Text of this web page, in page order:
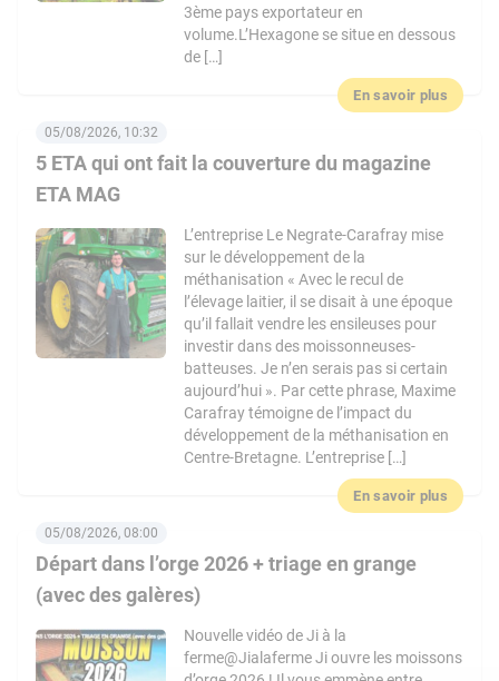
3ème pays exportateur en
volume.L’Hexagone se situe en dessous
de […]
En savoir plus
5 ETA qui ont fait la couverture du magazine
ETA MAG
05/08/2026, 10:32
L’entreprise Le Negrate-Carafray mise
sur le développement de la
méthanisation « Avec le recul de
l’élevage laitier, il se disait à une époque
qu’il fallait vendre les ensileuses pour
investir dans des moissonneuses-
batteuses. Je n’en serais pas si certain
aujourd’hui ». Par cette phrase, Maxime
Carafray témoigne de l’impact du
développement de la méthanisation en
Centre-Bretagne. L’entreprise […]
En savoir plus
Départ dans l’orge 2026 + triage en grange
(avec des galères)
05/08/2026, 08:00
Nouvelle vidéo de Ji à la
ferme@Jialaferme Ji ouvre les moissons